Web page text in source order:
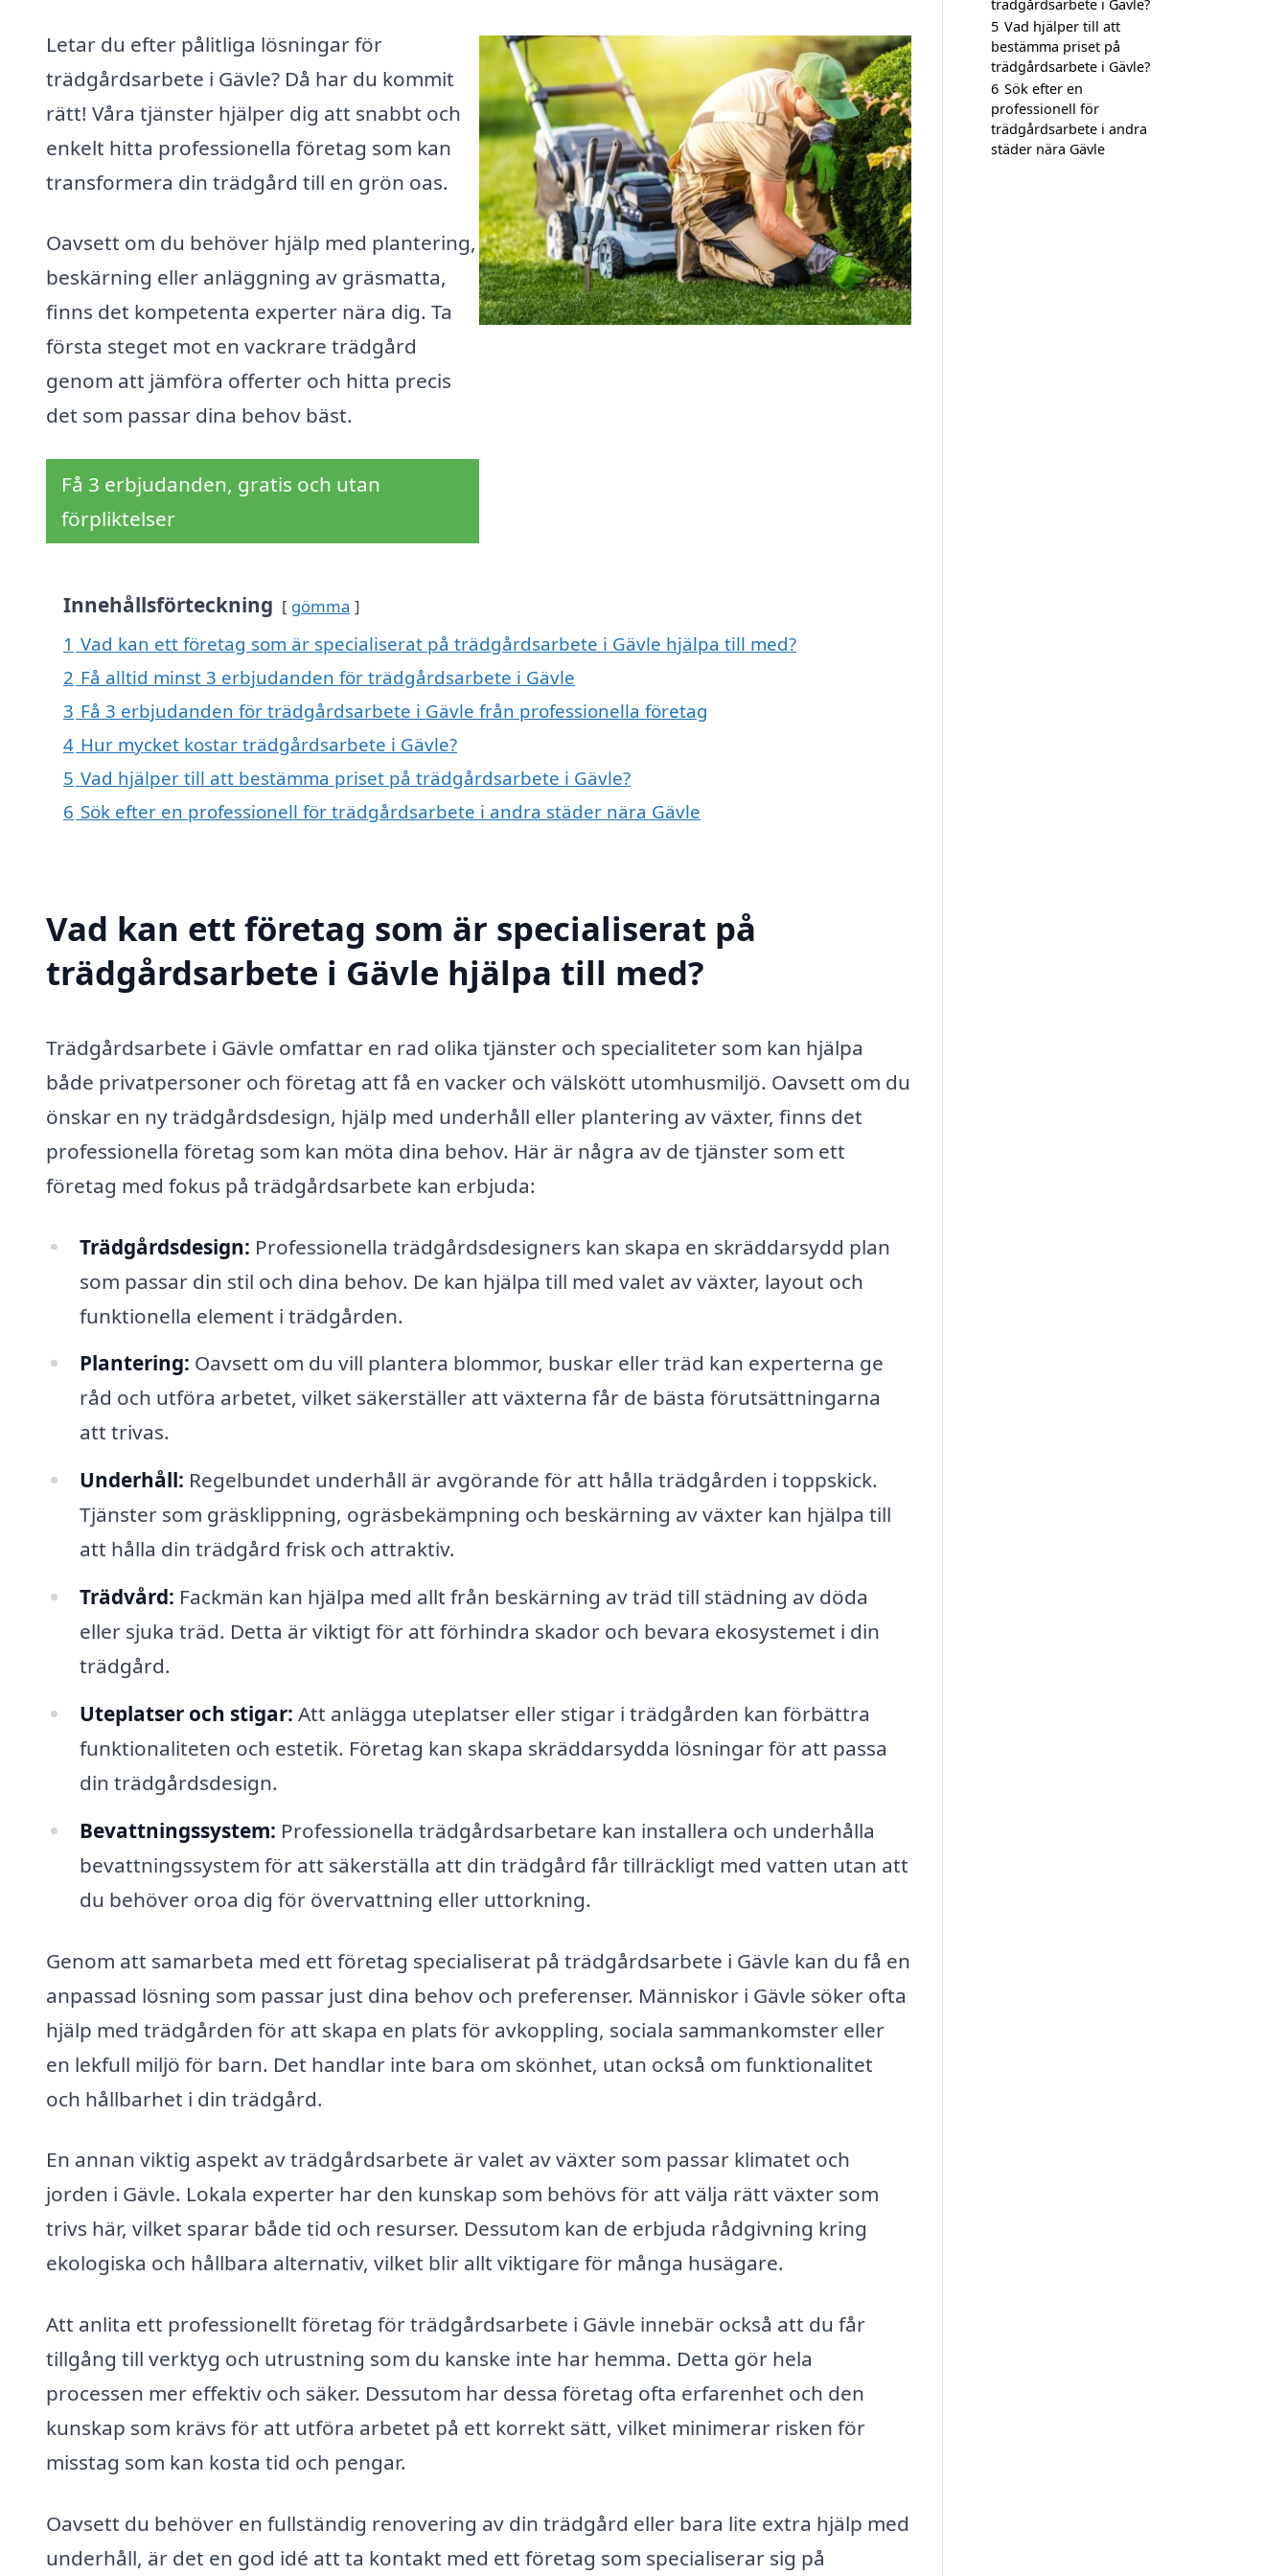
Letar du efter pålitliga lösningar för
trädgårdsarbete i Gävle? Då har du kommit
rätt! Våra tjänster hjälper dig att snabbt och
enkelt hitta professionella företag som kan
transformera din trädgård till en grön oas.
Oavsett om du behöver hjälp med plantering,
beskärning eller anläggning av gräsmatta,
finns det kompetenta experter nära dig. Ta
första steget mot en vackrare trädgård
genom att jämföra offerter och hitta precis
det som passar dina behov bäst.
Få 3 erbjudanden, gratis och utan
förpliktelser
Innehållsförteckning gömma
1 Vad kan ett företag som är specialiserat på trädgårdsarbete i Gävle hjälpa till med?
2 Få alltid minst 3 erbjudanden för trädgårdsarbete i Gävle
3 Få 3 erbjudanden för trädgårdsarbete i Gävle från professionella företag
4 Hur mycket kostar trädgårdsarbete i Gävle?
5 Vad hjälper till att bestämma priset på trädgårdsarbete i Gävle?
6 Sök efter en professionell för trädgårdsarbete i andra städer nära Gävle
Vad kan ett företag som är specialiserat på
trädgårdsarbete i Gävle hjälpa till med?
Trädgårdsarbete i Gävle omfattar en rad olika tjänster och specialiteter som kan hjälpa
både privatpersoner och företag att få en vacker och välskött utomhusmiljö. Oavsett om du
önskar en ny trädgårdsdesign, hjälp med underhåll eller plantering av växter, finns det
professionella företag som kan möta dina behov. Här är några av de tjänster som ett
företag med fokus på trädgårdsarbete kan erbjuda:
Trädgårdsdesign: Professionella trädgårdsdesigners kan skapa en skräddarsydd plan
som passar din stil och dina behov. De kan hjälpa till med valet av växter, layout och
funktionella element i trädgården.
Plantering: Oavsett om du vill plantera blommor, buskar eller träd kan experterna ge
råd och utföra arbetet, vilket säkerställer att växterna får de bästa förutsättningarna
att trivas.
Underhåll: Regelbundet underhåll är avgörande för att hålla trädgården i toppskick.
Tjänster som gräsklippning, ogräsbekämpning och beskärning av växter kan hjälpa till
att hålla din trädgård frisk och attraktiv.
Trädvård: Fackmän kan hjälpa med allt från beskärning av träd till städning av döda
eller sjuka träd. Detta är viktigt för att förhindra skador och bevara ekosystemet i din
trädgård.
Uteplatser och stigar: Att anlägga uteplatser eller stigar i trädgården kan förbättra
funktionaliteten och estetik. Företag kan skapa skräddarsydda lösningar för att passa
din trädgårdsdesign.
Bevattningssystem: Professionella trädgårdsarbetare kan installera och underhålla
bevattningssystem för att säkerställa att din trädgård får tillräckligt med vatten utan att
du behöver oroa dig för övervattning eller uttorkning.
Genom att samarbeta med ett företag specialiserat på trädgårdsarbete i Gävle kan du få en
anpassad lösning som passar just dina behov och preferenser. Människor i Gävle söker ofta
hjälp med trädgården för att skapa en plats för avkoppling, sociala sammankomster eller
en lekfull miljö för barn. Det handlar inte bara om skönhet, utan också om funktionalitet
och hållbarhet i din trädgård.
En annan viktig aspekt av trädgårdsarbete är valet av växter som passar klimatet och
jorden i Gävle. Lokala experter har den kunskap som behövs för att välja rätt växter som
trivs här, vilket sparar både tid och resurser. Dessutom kan de erbjuda rådgivning kring
ekologiska och hållbara alternativ, vilket blir allt viktigare för många husägare.
Att anlita ett professionellt företag för trädgårdsarbete i Gävle innebär också att du får
tillgång till verktyg och utrustning som du kanske inte har hemma. Detta gör hela
processen mer effektiv och säker. Dessutom har dessa företag ofta erfarenhet och den
kunskap som krävs för att utföra arbetet på ett korrekt sätt, vilket minimerar risken för
misstag som kan kosta tid och pengar.
Oavsett du behöver en fullständig renovering av din trädgård eller bara lite extra hjälp med
underhåll, är det en god idé att ta kontakt med ett företag som specialiserar sig på
trädgårdsarbete i Gävle?
5 Vad hjälper till att
bestämma priset på
trädgårdsarbete i Gävle?
6 Sök efter en
professionell för
trädgårdsarbete i andra
städer nära Gävle